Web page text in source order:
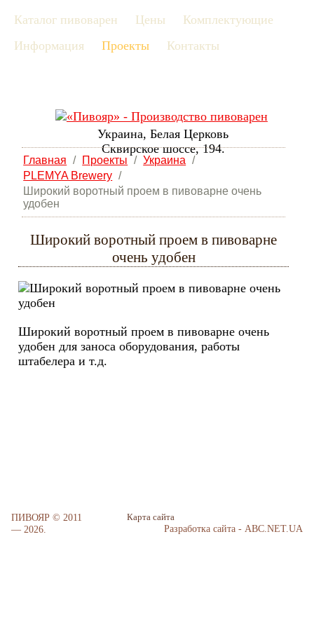
Каталог пивоварен Цены
Комплектующие
Информация
Проекты Контакты
Украина, Белая Церковь
Сквирское шоссе, 194.
Главная / Проекты / Украина
/
PLEMYA Brewery /
Широкий воротный проем в пивоварне очень
удобен
Широкий воротный проем в пивоварне
очень удобен
Широкий воротный проем в пивоварне очень
удобен для заноса оборудования, работы
штабелера и т.д.
ПИВОЯР © 2011
— 2026.
Карта сайта
Разработка сайта - ABC.NET.UA